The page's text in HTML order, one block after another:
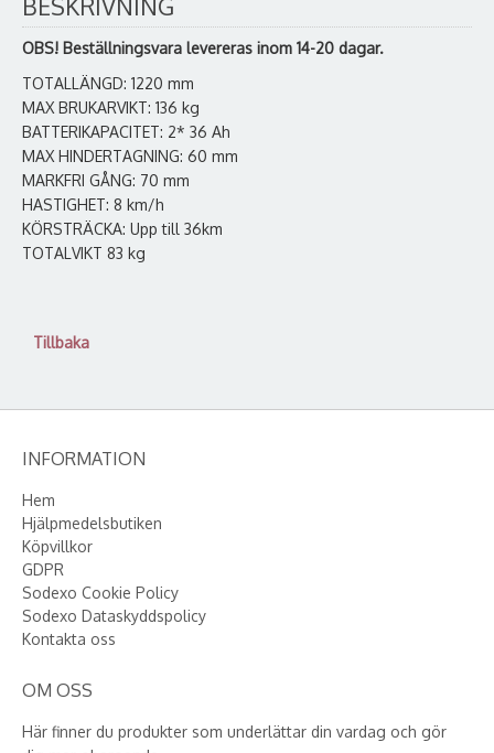
OBS! Beställningsvara levereras inom 14-20 dagar.
TOTALLÄNGD: 1220 mm
MAX BRUKARVIKT: 136 kg
BATTERIKAPACITET: 2* 36 Ah
MAX HINDERTAGNING: 60 mm
MARKFRI GÅNG: 70 mm
HASTIGHET: 8 km/h
KÖRSTRÄCKA: Upp till 36km
TOTALVIKT 83 kg
Tillbaka
INFORMATION
Hem
Hjälpmedelsbutiken
Köpvillkor
GDPR
Sodexo Cookie Policy
Sodexo Dataskyddspolicy
Kontakta oss
OM OSS
Här finner du produkter som underlättar din vardag och gör